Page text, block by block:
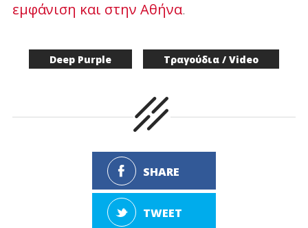
εμφάνιση και στην Αθήνα.
Deep Purple Τραγούδια / Video
SHARE
TWEET